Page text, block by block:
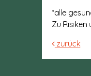
*alle
Zu
zurück